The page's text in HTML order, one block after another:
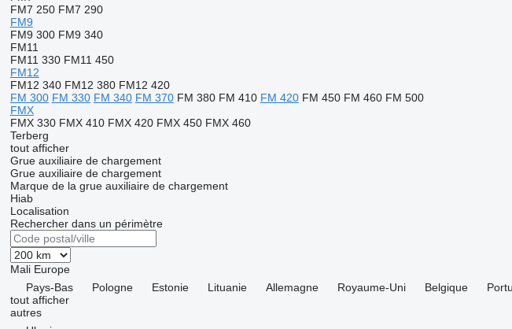
FM7 250 FM7 290
FM9
FM9 300 FM9 340
FM11
FM11 330 FM11 450
FM12
FM12 340 FM12 380 FM12 420
FM 300 FM 330 FM 340 FM 370 FM 380 FM 410 FM 420 FM 450 FM 460 FM 500
FMX
FMX 330 FMX 410 FMX 420 FMX 450 FMX 460
Terberg
tout afficher
Grue auxiliaire de chargement
Grue auxiliaire de chargement
Marque de la grue auxiliaire de chargement
Hiab
Localisation
Rechercher dans un périmètre
Mali Europe
Pays-Bas
Pologne Estonie Lituanie Allemagne Royaume-Uni Belgique
tout afficher
autres